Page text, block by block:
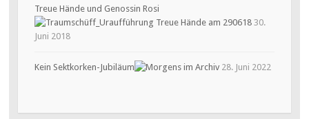
Treue Hände und Genossin Rosi
30.
Juni 2018
Kein Sektkorken-Jubiläum 28. Juni 2022